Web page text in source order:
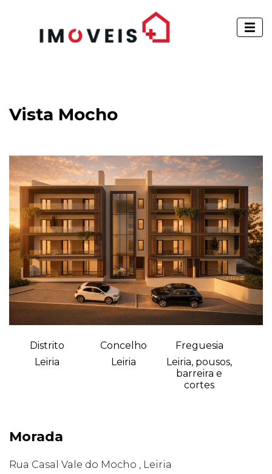
Vista Mocho
Distrito
Leiria
Concelho
Leiria
Freguesia
Leiria, pousos,
barreira e
cortes
Morada
Rua Casal Vale do Mocho , Leiria